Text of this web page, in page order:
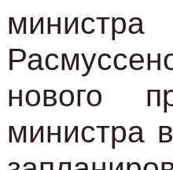
нового
министра